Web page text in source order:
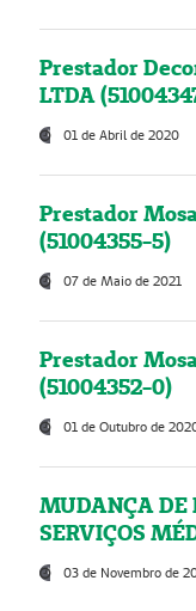
Prestador
LTDA
01 de Abril de 2020
Prestador
(51004355-5)
07 de Maio de 2021
Prestador
(51004352-0)
01 de Outubro de
MUDANÇA DE
SERVIÇOS
03 de Novembro de